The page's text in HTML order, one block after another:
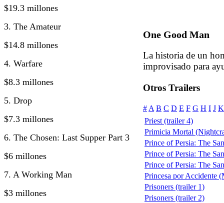
$19.3 millones
3. The Amateur
$14.8 millones
4. Warfare
$8.3 millones
5. Drop
$7.3 millones
6. The Chosen: Last Supper Part 3
$6 millones
7. A Working Man
$3 millones
One Good Man
La historia de un
improvisado para
Otros Trailers
# A B C D E F G H I J K
Priest (trailer 4)
Primicia Mortal
Prince of Persia: The
Prince of Persia: The
Prince of Persia: The
Princesa por Accidente
Prisoners (trailer 1)
Prisoners (trailer 2)